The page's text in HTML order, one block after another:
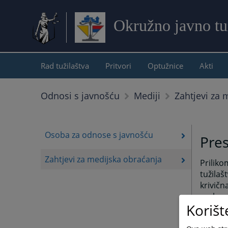
Okružno javno
Rad tužilaštva Pritvori Optužnice Akti
Odnosi s javnošću Mediji Zahtjevi za
Osoba za odnose s javnošću
Zahtjevi za medijska obraćanja
svako
utvrdi